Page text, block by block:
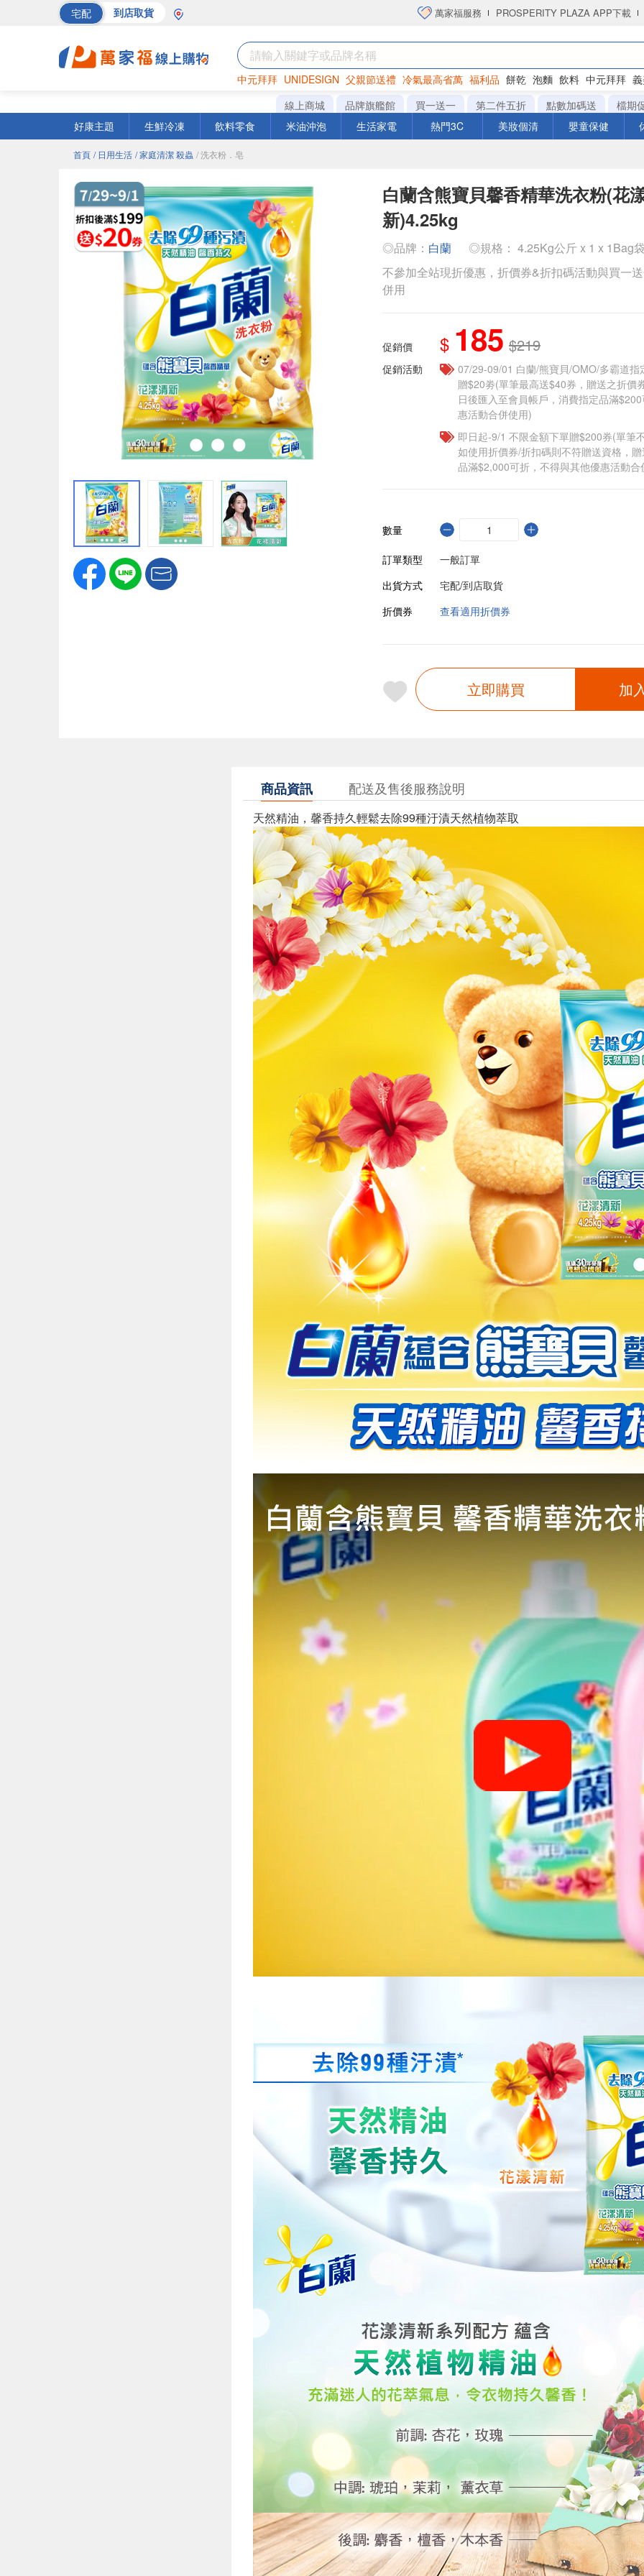
宅配 到店取貨 萬家福服務 PROSPERITY PLAZA APP下載
中元拜拜 UNIDESIGN 父親節送禮 冷氣最高省萬 福利品 餅乾 泡麵 飲料 中元拜拜
罐頭 海苔 洋芋片
線上商城 品牌旗艦館 買一送一 第二件五折 點數加碼送
檔期
好康主題
生鮮冷凍 飲料零食 米油沖泡 生活家電 熱門3C 美妝個清 嬰童保健
首頁 / 日用生活 / 家庭清潔 殺蟲 / 洗衣粉．皂
白蘭含熊寶貝馨香精華洗衣粉(花
新)4.25kg
◎品牌： 白蘭
◎規格： 4.25Kg公斤 x 1 x 1Bag
不參加全站現折優惠，折價券&折扣碼活動與買一
併用
促銷價 $ 185 $219
促銷活動
07/29-09/01 白蘭/熊寶貝/OMO/多霸道指
贈$20劵(單筆最高送$40券，贈送之折價
日後匯入至會員帳戶，消費指定品滿
惠活動合併使用)
即日起-9/1 不限金額下單贈$200券(單筆
如使用折價券/折扣碼則不符贈送資格，
品滿$2,000可折，不得與其他優惠活動合
數量
訂單類型
一般訂單
出貨方式
宅配/到店取貨
折價券
查看適用折價券
立即購買 加
商品資訊 配送及售後服務說明
天然精油，馨香持久輕鬆去除99種汙漬天然植物萃取